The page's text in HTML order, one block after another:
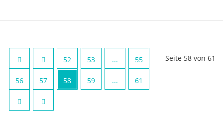
Seite 58 von 61
52 53 ... 55
56 57 58 59 ... 61